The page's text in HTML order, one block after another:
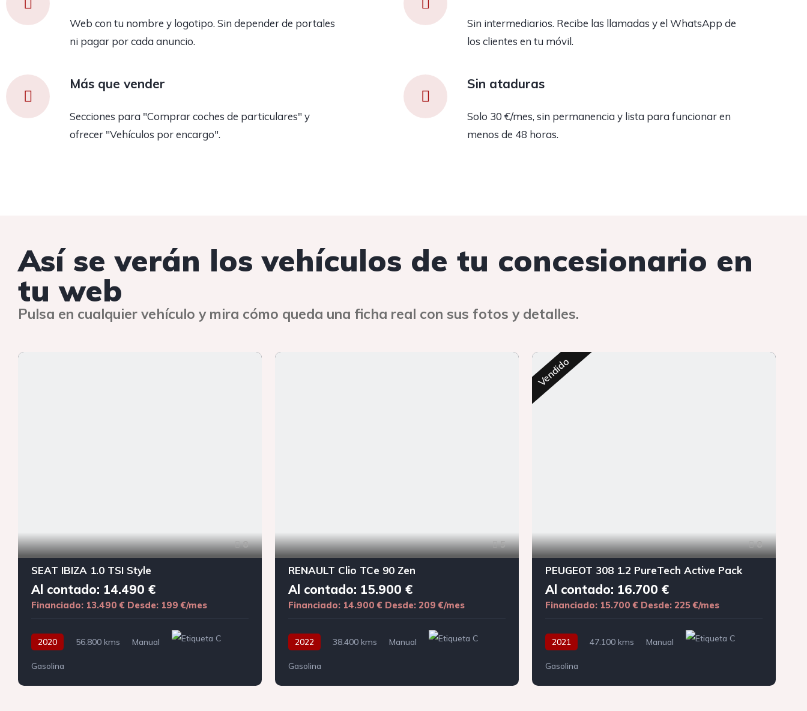
Web con tu nombre y logotipo. Sin depender de portales
ni pagar por cada anuncio.
Sin intermediarios. Recibe las llamadas y el WhatsApp de
los clientes en tu móvil.
Más que vender
Secciones para "Comprar coches de particulares" y
ofrecer "Vehículos por encargo".
Sin ataduras
Solo 30 €/mes, sin permanencia y lista para funcionar en
menos de 48 horas.
Así se verán los vehículos de tu concesionario en
tu web
Pulsa en cualquier vehículo y mira cómo queda una ficha real con sus fotos y detalles.
8
SEAT IBIZA 1.0 TSI Style
Al contado: 14.490 €
Financiado: 13.490 € Desde: 199 €/mes
2020 56.800 kms Manual
Gasolina
5
RENAULT Clio TCe 90 Zen
Al contado: 15.900 €
Financiado: 14.900 € Desde: 209 €/mes
2022 38.400 kms Manual
Gasolina
Vendido
8
PEUGEOT 308 1.2 PureTech Active Pack
Al contado: 16.700 €
Financiado: 15.700 € Desde: 225 €/mes
2021 47.100 kms Manual
Gasolina